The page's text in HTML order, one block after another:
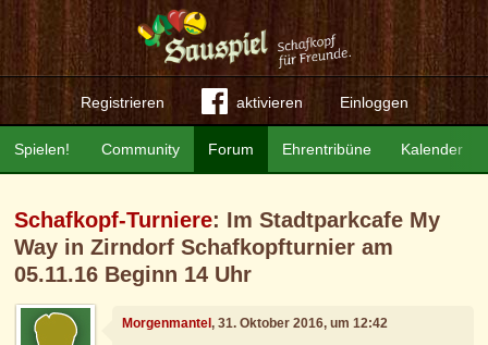
Registrieren aktivieren Einloggen
Community Forum Ehrentribüne Kalender
Spielen!
Schafkopf-Turniere: Im Stadtparkcafe My
Way in Zirndorf Schafkopfturnier am
05.11.16 Beginn 14 Uhr
Morgenmantel, 31. Oktober 2016, um 12:42